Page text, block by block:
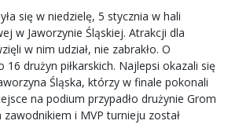
się w niedzielę, 5 stycznia w hali
w Jaworzynie Śląskiej. Atrakcji dla
w nim udział, nie zabrakło. O
16 drużyn piłkarskich. Najlepsi okazali się
Śląska, którzy w finale pokonali
na podium przypadło drużynie Grom
i MVP turnieju został